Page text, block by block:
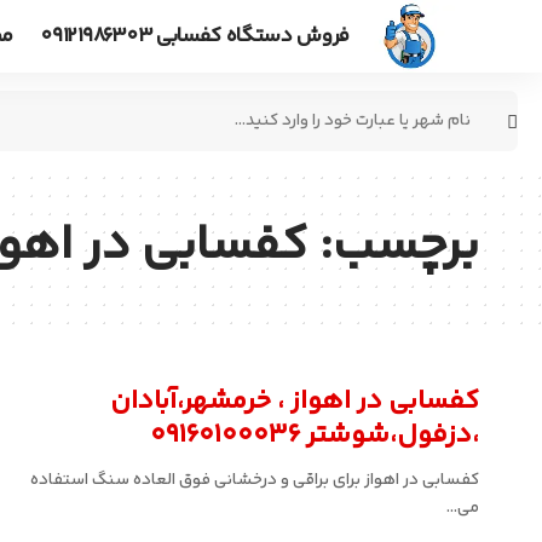
فروش دستگاه کفسابی ۰۹۱۲۱۹۸۶۳۰۳
برای:
برچسب:کفسابی در
کفسابی در اهواز ، خرمشهر،آبادان
،دزفول،شوشتر 09160100036
کفسابی در اهواز برای براقی و درخشانی فوق العاده سنگ استفاده
می…